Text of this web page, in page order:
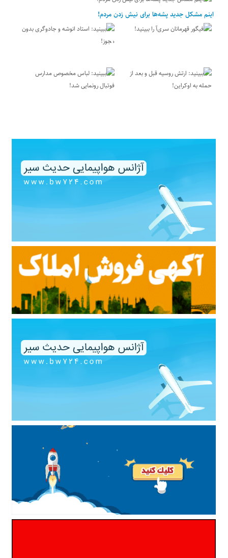
اینم مشکل جدید پشه‌ها برای نیش زدن مردم!